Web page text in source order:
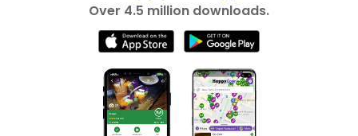
Over 4.5 million downloads.